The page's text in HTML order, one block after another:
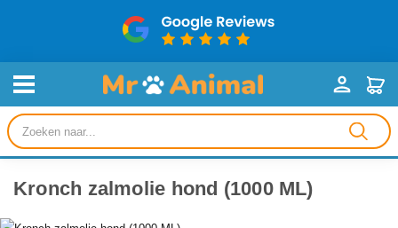
Producten
zoeken
Kronch zalmolie hond (1000 ML)